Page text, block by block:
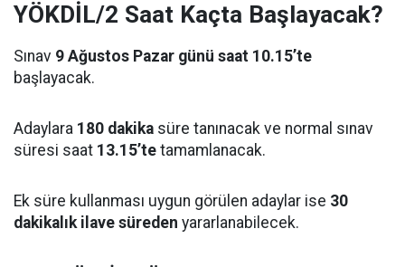
YÖKDİL/2 Saat Kaçta Başlayacak?
Sınav 9 Ağustos Pazar günü saat 10.15’te
başlayacak.
Adaylara 180 dakika süre tanınacak ve normal sınav
süresi saat 13.15’te tamamlanacak.
Ek süre kullanması uygun görülen adaylar ise 30
dakikalık ilave süreden yararlanabilecek.